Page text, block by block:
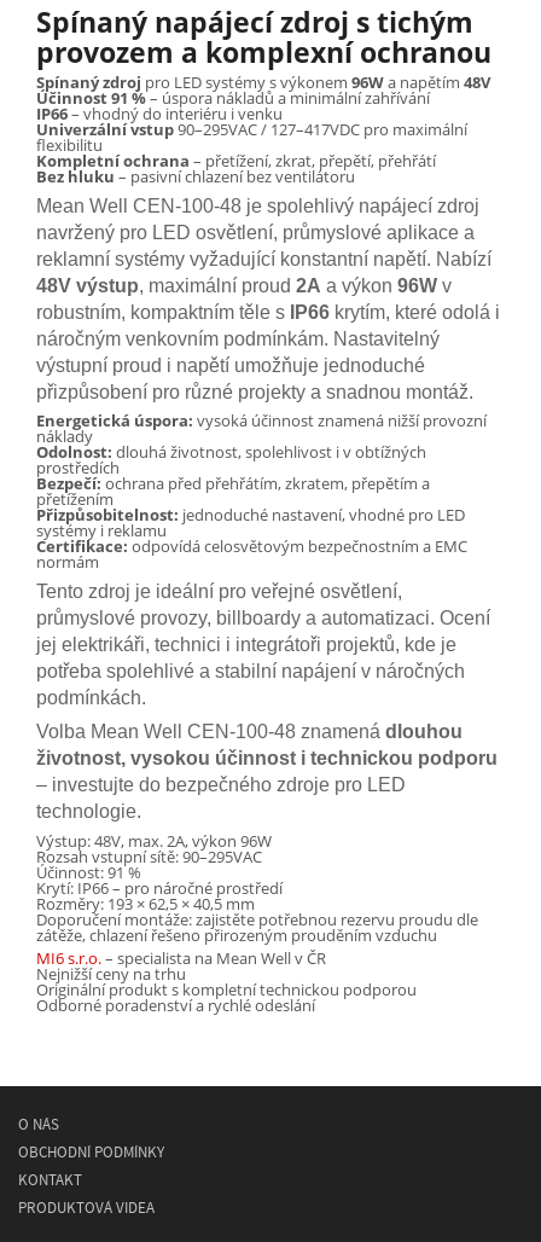
Spínaný napájecí zdroj s tichým
provozem a komplexní ochranou
Spínaný zdroj pro LED systémy s výkonem 96Wa napětím 48V
Účinnost 91 %– úspora nákladů a minimální zahřívání
IP66– vhodný do interiéru i venku
Univerzální vstup90–295VAC / 127–417VDC pro maximální
flexibilitu
Kompletní ochrana – přetížení, zkrat, přepětí, přehřátí
Bez hluku – pasivní chlazení bez ventilátoru
Mean Well CEN-100-48 je spolehlivý napájecí zdroj
navržený pro LED osvětlení, průmyslové aplikace a
reklamní systémy vyžadující konstantní napětí. Nabízí
48V výstup, maximální proud 2A a výkon 96W v
robustním, kompaktním těle s
IP66 krytím, které odolá i
náročným venkovním podmínkám. Nastavitelný
výstupní proud i napětí umožňuje jednoduché
přizpůsobení pro různé projekty a snadnou montáž.
Energetická úspora: vysoká účinnost znamená nižší provozní
náklady
Odolnost: dlouhá životnost, spolehlivost i v obtížných
prostředích
Bezpečí: ochrana před přehřátím, zkratem, přepětím a
přetížením
Přizpůsobitelnost: jednoduché nastavení, vhodné pro LED
systémy i reklamu
Certifikace: odpovídá celosvětovým bezpečnostním a EMC
normám
Tento zdroj je ideální pro veřejné osvětlení,
průmyslové provozy, billboardy a automatizaci. Ocení
jej elektrikáři, technici i integrátoři projektů, kde je
potřeba spolehlivé a stabilní napájení v náročných
podmínkách.
Volba Mean Well CEN-100-48 znamená dlouhou
životnost, vysokou účinnost i technickou podporu
– investujte do bezpečného zdroje pro LED
technologie.
Výstup: 48V, max. 2A, výkon 96W
Rozsah vstupní sítě: 90–295VAC
Účinnost: 91 %
Krytí: IP66 – pro náročné prostředí
Rozměry: 193 × 62,5 × 40,5 mm
Doporučení montáže: zajistěte potřebnou rezervu proudu dle
zátěže, chlazení řešeno přirozeným prouděním vzduchu
MI6 s.r.o.– specialista na Mean Well v ČR
Nejnižší ceny na trhu
Originální produkt s kompletní technickou podporou
Odborné poradenství a rychlé odeslání
O NÁS
OBCHODNÍ PODMÍNKY
KONTAKT
PRODUKTOVÁ VIDEA